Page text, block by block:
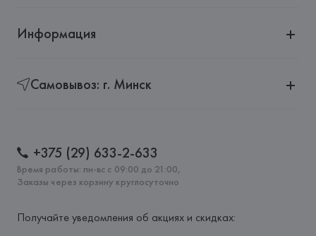
Информация
Самовывоз: г. Минск
+375 (29) 633-2-633
Время работы: пн-вс с 09:00 до 21:00,
Заказы через корзину круглосуточно
Получайте уведомления об акциях и скидках: